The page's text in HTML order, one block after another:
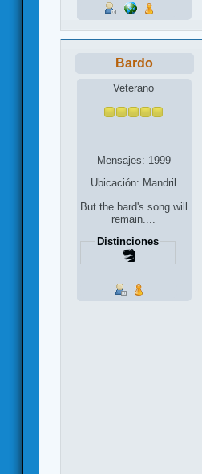
Bardo
Veterano
Mensajes: 1999
Ubicación: Mandril
But the bard's song will
remain....
Distinciones